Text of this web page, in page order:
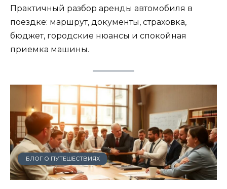
Практичный разбор аренды автомобиля в
поездке: маршрут, документы, страховка,
бюджет, городские нюансы и спокойная
приемка машины.
БЛОГ О ПУТЕШЕСТВИЯХ